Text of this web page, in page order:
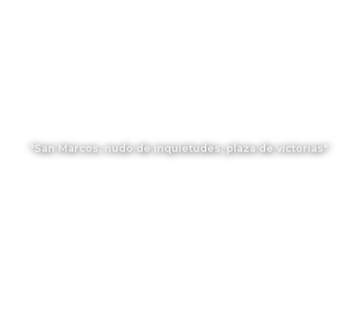
"San Marcos, nudo de inquietudes, plaza de victorias"